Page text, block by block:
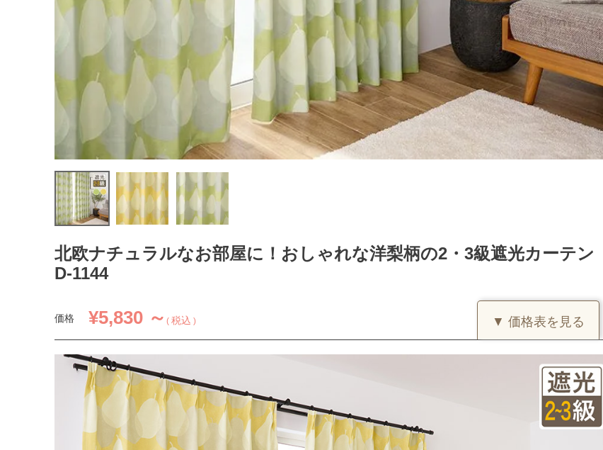
北欧ナチュラルなお部屋に！おしゃれな洋梨柄の2・3級遮光カーテン
D-1144
価格 ¥5,830 ～ 税込
▼ 価格表を見る
(価格は税込です)
丈／幅 51～100
301～400